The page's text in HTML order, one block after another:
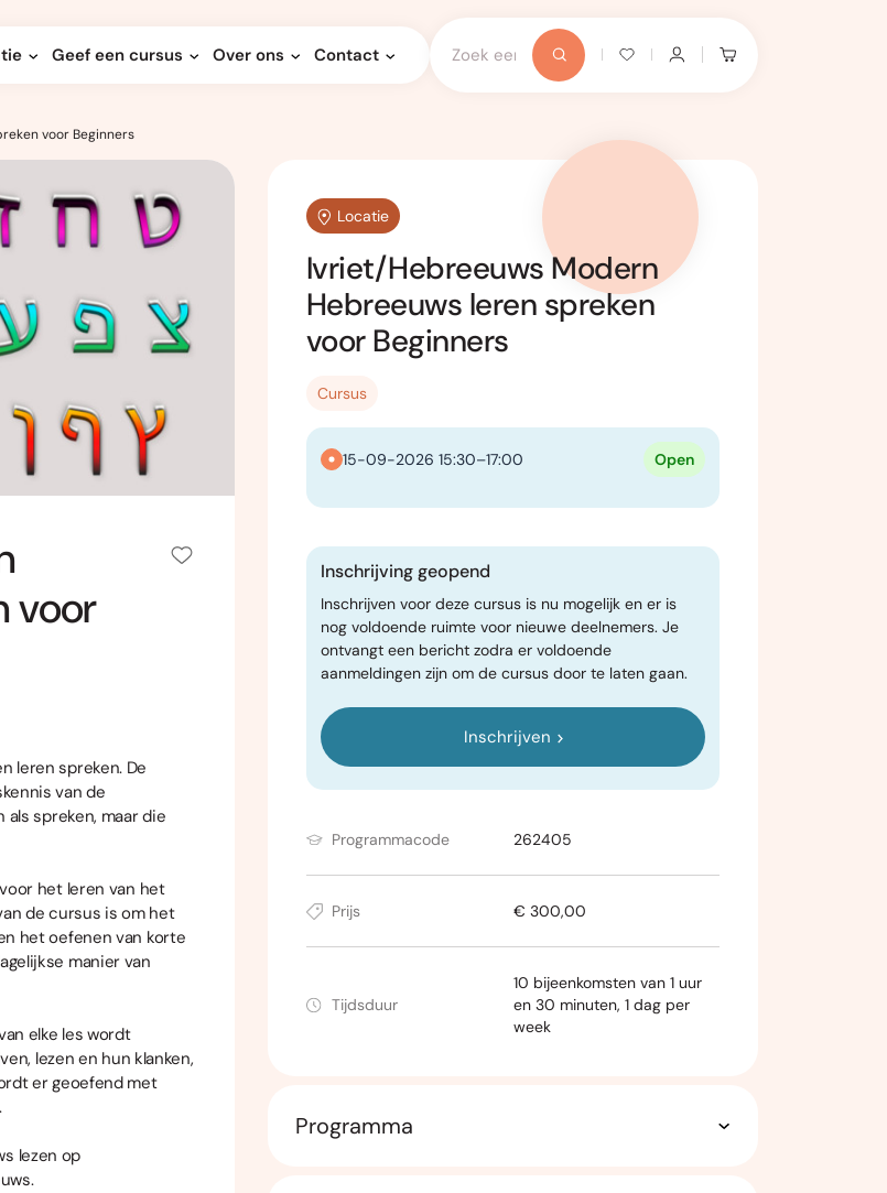
Geef een cursus Over ons Contact
voor Beginners
voor
leren spreken. De
van de
als spreken, maar die
het leren van het
de cursus is om het
het oefenen van korte
manier van
elke les wordt
lezen en hun klanken,
er geoefend met
lezen op
Locatie
Ivriet/Hebreeuws Modern
Hebreeuws leren spreken
voor Beginners
Cursus
15-09-2026 15:30–17:00 Open
Inschrijving geopend
Inschrijven voor deze cursus is nu mogelijk en er is
nog voldoende ruimte voor nieuwe deelnemers. Je
ontvangt een bericht zodra er voldoende
aanmeldingen zijn om de cursus door te laten gaan.
Inschrijven
Programmacode 262405
Prijs € 300,00
Tijdsduur
10 bijeenkomsten van 1 uur
en 30 minuten, 1 dag per
week
Programma